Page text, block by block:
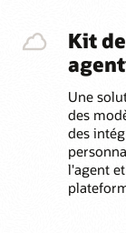
Kit
Une
des
des
l'agent